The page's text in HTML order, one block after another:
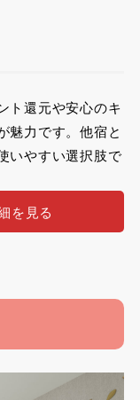
ト還元や安心のキ
魅力です。他宿と
いやすい選択肢で
を見る